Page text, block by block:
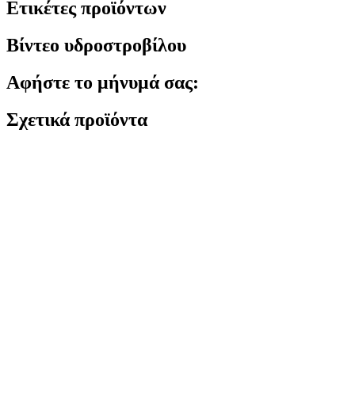
Ετικέτες προϊόντων
Βίντεο υδροστροβίλου
Αφήστε το μήνυμά σας:
Σχετικά προϊόντα